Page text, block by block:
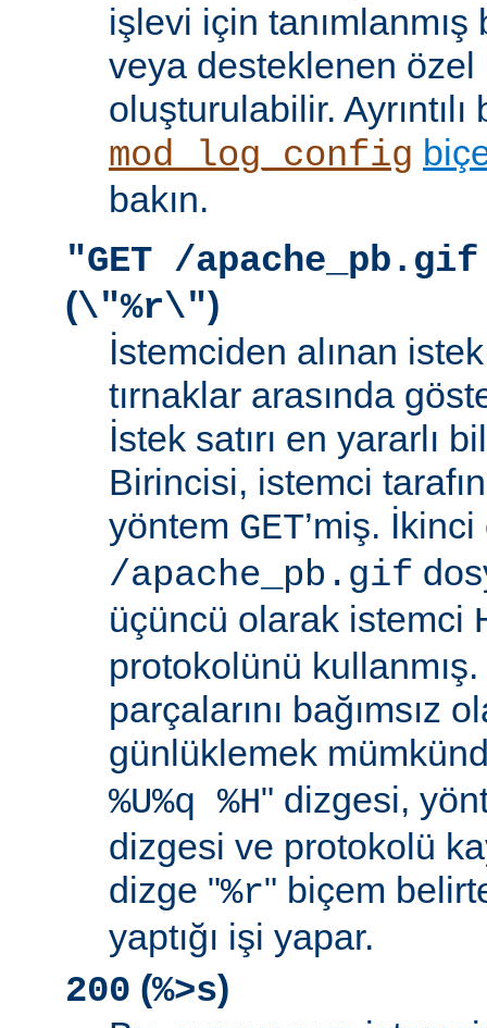
işlevi için
veya desteklenen
oluşturulabilir.
mod_log_config
bakın.
"GET /
(\"%r\")
İstemciden alınan istek
tırnaklar arasında
İstek satırı en yararlı
Birincisi, istemci
yöntem GET’miş.
/apache_pb.gif
üçüncü olarak istemci
protokolünü kullanmış.
parçalarını bağımsız
günlüklemek
%U%q %H" dizgesi,
dizgesi ve protokolü
dizge "%r" biçem
yaptığı işi yapar.
200 (%>s)